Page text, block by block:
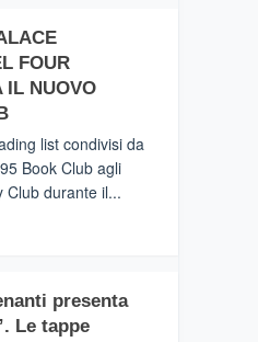
FOUR
IL NUOVO
list condivisi da
Book Club agli
Club durante il...
presenta
Le tappe